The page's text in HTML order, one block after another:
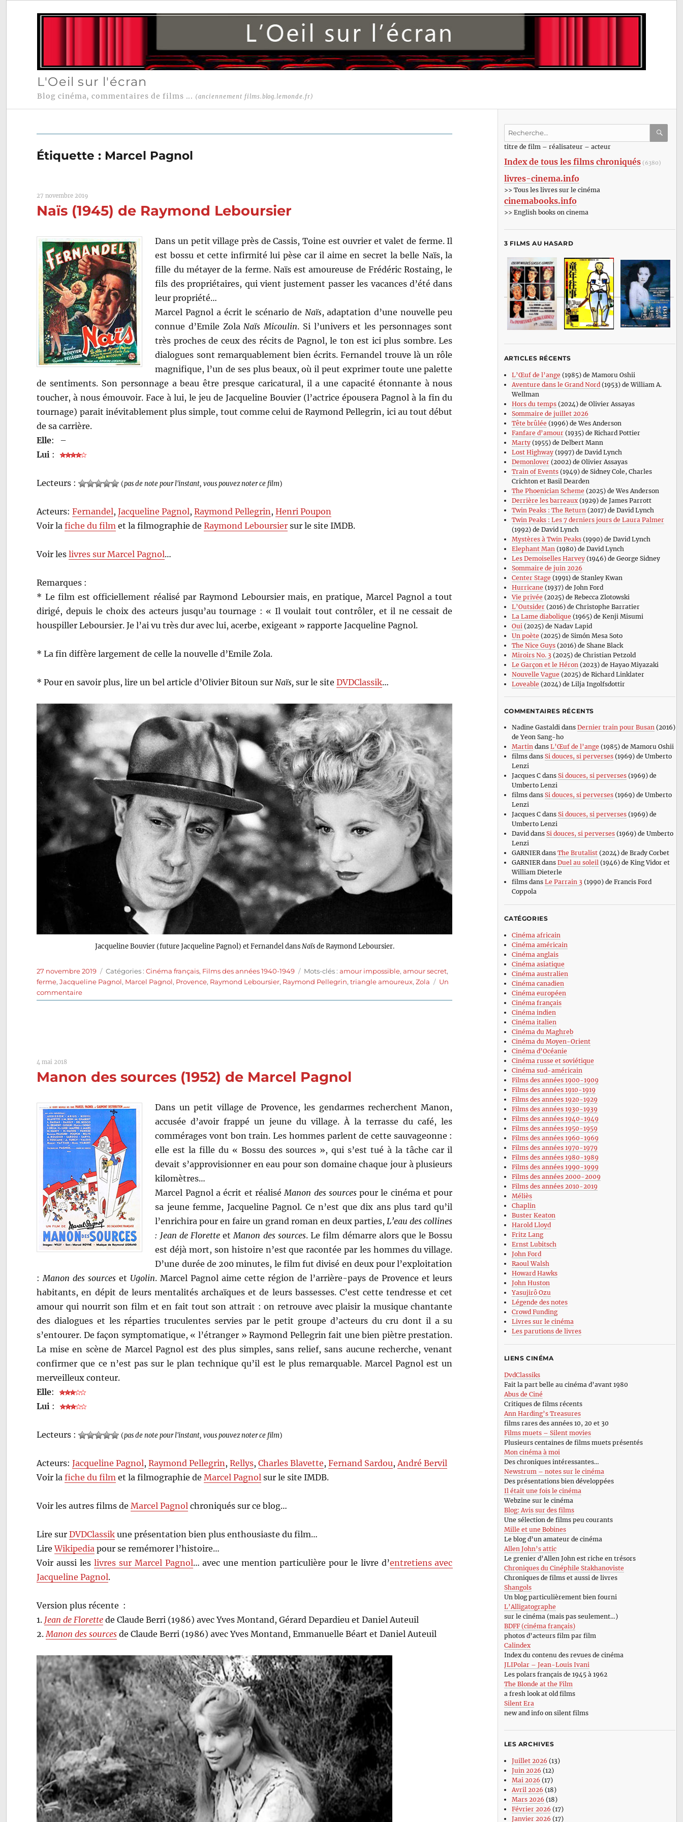
L'Oeil sur l'écran
Blog cinéma, commentaires de films ... (anciennement films.blog.lemonde.fr)
Étiquette : Marcel Pagnol
27 novembre 2019
Naïs (1945) de Raymond Leboursier
Dans un petit village près de Cassis, Toine est ouvrier et valet de ferme. Il
est bossu et cette infirmité lui pèse car il aime en secret la belle Naïs, la
fille du métayer de la ferme. Naïs est amoureuse de Frédéric Rostaing, le
fils des propriétaires, qui vient justement passer les vacances d’été dans
leur propriété…
Marcel Pagnol a écrit le scénario de Naïs, adaptation d’une nouvelle peu
connue d’Emile Zola Naïs Micoulin. Si l’univers et les personnages sont
très proches de ceux des récits de Pagnol, le ton est ici plus sombre. Les
dialogues sont remarquablement bien écrits. Fernandel trouve là un rôle
magnifique, l’un de ses plus beaux, où il peut exprimer toute une palette
de sentiments. Son personnage a beau être presque caricatural, il a une capacité étonnante à nous
toucher, à nous émouvoir. Face à lui, le jeu de Jacqueline Bouvier (l’actrice épousera Pagnol à la fin du
tournage) parait inévitablement plus simple, tout comme celui de Raymond Pellegrin, ici au tout début
de sa carrière.
Elle:
–
Lui :
Lecteurs : (pas de note pour l'instant, vous pouvez noter ce film)
Acteurs:Fernandel,Jacqueline Pagnol,Raymond Pellegrin ,Henri Poupon
Voir lafiche du film et la filmographie deRaymond Leboursier sur le site IMDB.
Voir leslivres sur Marcel Pagnol…
Remarques :
* Le film est officiellement réalisé par Raymond Leboursier mais, en pratique, Marcel Pagnol a tout
dirigé, depuis le choix des acteurs jusqu’au tournage : « Il voulait tout contrôler, et il ne cessait de
houspiller Leboursier. Je l’ai vu très dur avec lui, acerbe, exigeant » rapporte Jacqueline Pagnol.
* La fin diffère largement de celle la nouvelle d’Emile Zola.
* Pour en savoir plus, lire un bel article d’Olivier Bitoun sur Naïs, sur le siteDVDClassik…
Jacqueline Bouvier (future Jacqueline Pagnol) et Fernandel dans Naïsde Raymond Leboursier.
Publié
le
27 novembre 2019 Catégories
Catégories :Cinéma français, Films des années 1940-1949 Étiquettes
Mots-clés :amour impossible,amour secret,
ferme,Jacqueline Pagnol, Marcel Pagnol, Provence, Raymond Leboursier, Raymond Pellegrin,triangle amoureux,Zola
Un
commentairesur
Naïs
4 mai 2018
Manon des sources (1952) de Marcel Pagnol
Dans un petit village de Provence, les gendarmes recherchent Manon,
accusée d’avoir frappé un jeune du village. À la terrasse du café, les
commérages vont bon train. Les hommes parlent de cette sauvageonne :
elle est la fille du « Bossu des sources », qui s’est tué à la tâche car il
devait s’approvisionner en eau pour son domaine chaque jour à plusieurs
kilomètres…
Marcel Pagnol a écrit et réalisé Manon des sourcespour le cinéma et pour
sa jeune femme, Jacqueline Pagnol. Ce n’est que dix ans plus tard qu’il
l’enrichira pour en faire un grand roman en deux parties, L’eau des collines
: Jean de Floretteet Manon des sources. Le film démarre alors que le Bossu
est déjà mort, son histoire n’est que racontée par les hommes du village.
D’une durée de 200 minutes, le film fut divisé en deux pour l’exploitation
: Manon des sources et Ugolin. Marcel Pagnol aime cette région de l’arrière-pays de Provence et leurs
habitants, en dépit de leurs mentalités archaïques et de leurs bassesses. C’est cette tendresse et cet
amour qui nourrit son film et en fait tout son attrait : on retrouve avec plaisir la musique chantante
des dialogues et les réparties truculentes servies par le petit groupe d’acteurs du cru dont il a su
s’entourer. De façon symptomatique, « l’étranger » Raymond Pellegrin fait une bien piètre prestation.
La mise en scène de Marcel Pagnol est des plus simples, sans relief, sans aucune recherche, venant
confirmer que ce n’est pas sur le plan technique qu’il est le plus remarquable. Marcel Pagnol est un
merveilleux conteur.
Elle:
Lui :
Lecteurs : (pas de note pour l'instant, vous pouvez noter ce film)
Acteurs:Jacqueline Pagnol,Raymond Pellegrin ,Rellys,Charles Blavette,Fernand Sardou, André Bervil
Voir lafiche du film et la filmographie deMarcel Pagnol sur le site IMDB.
Voir les autres films deMarcel Pagnol chroniqués sur ce blog…
Lire surDVDClassik une présentation bien plus enthousiaste du film…
LireWikipedia pour se remémorer l’histoire…
Voir aussi les livres sur Marcel Pagnol… avec une mention particulière pour le livre d’entretiens avec
Jacqueline Pagnol.
Version plus récente :
1. Jean de Florette de Claude Berri (1986) avec Yves Montand, Gérard Depardieu et Daniel Auteuil
2. Manon des sources de Claude Berri (1986) avec Yves Montand, Emmanuelle Béart et Daniel Auteuil
Recherche
:titre de film – réalisateur – acteur
Index de tous les films chroniqués (6380)
livres-cinema.info
>> Tous les livres sur le cinéma
cinemabooks.info
>> English books on cinema
3 FILMS AU HASARD
ARTICLES RÉCENTS
L’Œuf de l’ange (1985) de Mamoru Oshii
Aventure dans le Grand Nord(1953) de William A.
Wellman
Hors du temps(2024) de Olivier Assayas
Sommaire de juillet 2026
Tête brûlée (1996) de Wes Anderson
Fanfare d’amour(1935) de Richard Pottier
Marty(1955) de Delbert Mann
Lost Highway(1997) de David Lynch
Demonlover(2002) de Olivier Assayas
Train of Events(1949) de Sidney Cole, Charles
Crichton et Basil Dearden
The Phoenician Scheme (2025) de Wes Anderson
Derrière les barreaux(1929) de James Parrott
Twin Peaks : The Return (2017) de David Lynch
Twin Peaks : Les 7 derniers jours de Laura Palmer
(1992) de David Lynch
Mystères à Twin Peaks(1990) de David Lynch
Elephant Man (1980) de David Lynch
Les Demoiselles Harvey(1946) de George Sidney
Sommaire de juin 2026
Center Stage (1991) de Stanley Kwan
Hurricane (1937) de John Ford
Vie privée (2025) de Rebecca Zlotowski
L’Outsider(2016) de Christophe Barratier
La Lame diabolique (1965) de Kenji Misumi
Oui (2025) de Nadav Lapid
Un poète (2025) de Simón Mesa Soto
The Nice Guys(2016) de Shane Black
Miroirs No. 3 (2025) de Christian Petzold
Le Garçon et le Héron (2023) de Hayao Miyazaki
Nouvelle Vague (2025) de Richard Linklater
Loveable (2024) de Lilja Ingolfsdottir
COMMENTAIRES RÉCENTS
Nadine Gastaldidans Dernier train pour Busan(2016)
de Yeon Sang-ho
Martindans L’Œuf de l’ange (1985) de Mamoru Oshii
filmsdans Si douces, si perverses(1969) de Umberto
Lenzi
Jacques Cdans Si douces, si perverses(1969) de
Umberto Lenzi
filmsdans Si douces, si perverses(1969) de Umberto
Lenzi
Jacques Cdans Si douces, si perverses(1969) de
Umberto Lenzi
Daviddans Si douces, si perverses(1969) de Umberto
Lenzi
GARNIERdans The Brutalist(2024) de Brady Corbet
GARNIERdans Duel au soleil(1946) de King Vidor et
William Dieterle
filmsdans Le Parrain 3 (1990) de Francis Ford
Coppola
CATÉGORIES
Cinéma africain
Cinéma américain
Cinéma anglais
Cinéma asiatique
Cinéma australien
Cinéma canadien
Cinéma européen
Cinéma français
Cinéma indien
Cinéma italien
Cinéma du Maghreb
Cinéma du Moyen-Orient
Cinéma d’Océanie
Cinéma russe et soviétique
Cinéma sud-américain
Films des années 1900-1909
Films des années 1910-1919
Films des années 1920-1929
Films des années 1930-1939
Films des années 1940-1949
Films des années 1950-1959
Films des années 1960-1969
Films des années 1970-1979
Films des années 1980-1989
Films des années 1990-1999
Films des années 2000-2009
Films des années 2010-2019
Méliès
Chaplin
Buster Keaton
Harold Lloyd
Fritz Lang
Ernst Lubitsch
John Ford
Raoul Walsh
Howard Hawks
John Huston
Yasujirô Ozu
Légende des notes
Crowd Funding
Livres sur le cinéma
Les parutions de livres
LIENS CINÉMA
DvdClassiks
Fait la part belle au cinéma d’avant 1980
Abus de Ciné
Critiques de films récents
Ann Harding’s Treasures
films rares des années 10, 20 et 30
Films muets – Silent movies
Plusieurs centaines de films muets présentés
Mon cinéma à moi
Des chroniques intéressantes…
Newstrum – notes sur le cinéma
Des présentations bien développées
Il était une fois le cinéma
Webzine sur le cinéma
Blog: Avis sur des films
Une sélection de films peu courants
Mille et une Bobines
Le blog d’un amateur de cinéma
Allen John’s attic
Le grenier d’Allen John est riche en trésors
Chroniques du Cinéphile Stakhanoviste
Chroniques de films et aussi de livres
Shangols
Un blog particulièrement bien fourni
L’Alligatographe
sur le cinéma (mais pas seulement…)
BDFF (cinéma français)
photos d’acteurs film par film
Calindex
Index du contenu des revues de cinéma
JLIPolar – Jean-Louis Ivani
Les polars français de 1945 à 1962
The Blonde at the Film
a fresh look at old films
Silent Era
new and info on silent films
LES ARCHIVES
Juillet 2026 (13)
Juin 2026 (12)
Mai 2026 (17)
Avril 2026 (18)
Mars 2026 (18)
Février 2026 (17)
Janvier 2026 (17)